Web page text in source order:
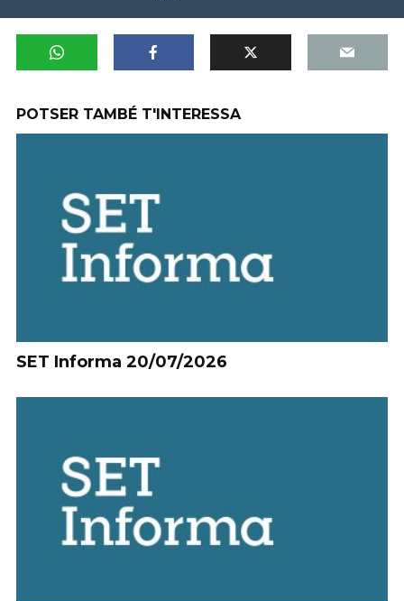
POTSER TAMBÉ T'INTERESSA
SET Informa 20/07/2026